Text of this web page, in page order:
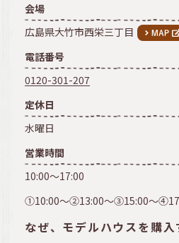
会場
広島県大竹市西栄三丁目
電話番号
0120-301-207
定休日
水曜日
営業時間
10:00～17:00
①10:00～②13:00～③15:00～
なぜ、モデルハウスを購入